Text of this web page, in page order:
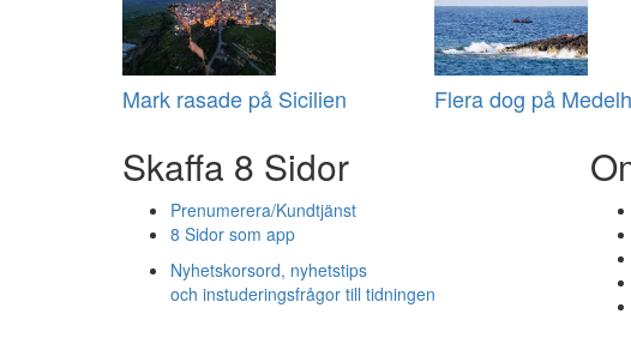
Mark rasade på Sicilien Flera dog på
Skaffa 8 Sidor
Prenumerera/Kundtjänst
8 Sidor som app
Nyhetskorsord, nyhetstips
och instuderingsfrågor till tidningen